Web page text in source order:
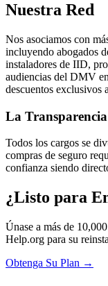
Nuestra Red
Nos asociamos con
incluyendo abogados
instaladores de IID,
audiencias del DMV
descuentos exclusivos
La
Todos los cargos se
compras de seguro
confianza siendo
¿Listo para
Únase a más de
Help.org para su
Obtenga Su Plan →